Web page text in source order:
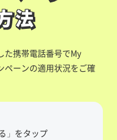
法
法
た携帯電話番号でMy
ペーンの適用状況をご確
」をタップ